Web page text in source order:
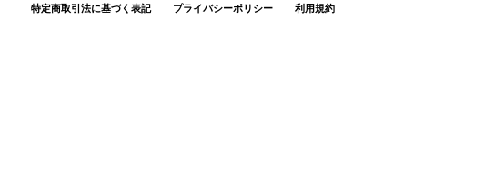
特定商取引法に基づく表記 プライバシーポリシー 利用規約